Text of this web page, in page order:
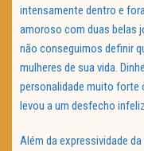
intensamente dentro e
amoroso com duas belas
não conseguimos definir
mulheres de sua vida.
personalidade muito forte
levou a um desfecho
Além da expressividade